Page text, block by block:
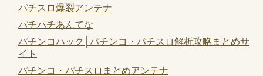
パチスロ爆裂アンテナ
パチパチあんてな
パチンコハック│パチンコ・パチスロ解析攻略まとめサ
イト
パチンコ・パチスロまとめアンテナ